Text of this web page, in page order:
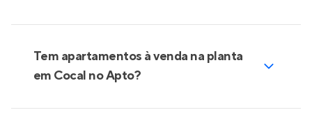
Tem apartamentos à venda na planta
em Cocal no Apto?